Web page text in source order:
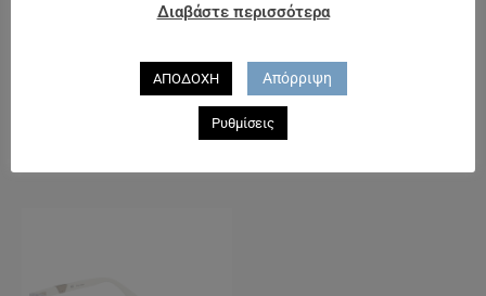
Διαβάστε περισσότερα
ΑΠΟΔΟΧΗ Απόρριψη
Ρυθμίσεις